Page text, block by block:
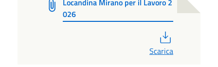
Locandina Mirano per il Lavoro 2
026
Scarica